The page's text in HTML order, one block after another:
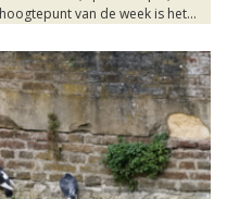
van de week is het...